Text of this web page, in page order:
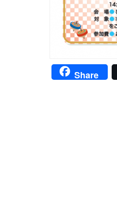
Share